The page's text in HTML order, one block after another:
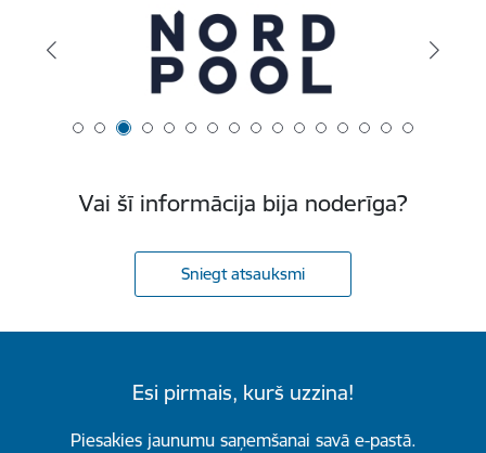
Vai šī informācija bija noderīga?
Sniegt atsauksmi
Esi pirmais, kurš uzzina!
Piesakies jaunumu saņemšanai savā e-pastā.